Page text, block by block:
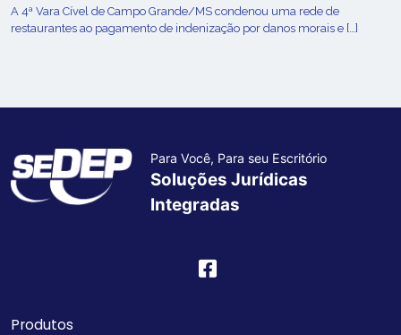
A 4ª Vara Cível de Campo Grande/MS condenou uma rede de
restaurantes ao pagamento de indenização por danos morais e […]
Para Você, Para seu Escritório
Soluções Jurídicas
Integradas
Produtos